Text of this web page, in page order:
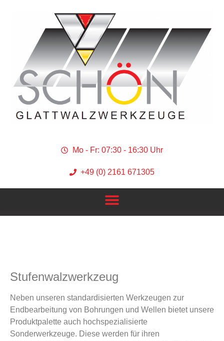
Mo - Fr: 07:30 - 16:30 Uhr
+49 (0) 2161 671305
Stufenwalzwerkzeug
Neben unseren standardisierten Werkzeugen zur
Endbearbeitung von Bohrungen und Wellen bietet unsere
Produktpalette auch hochspezialisierte
Sonderwerkzeuge. Diese werden für ihren